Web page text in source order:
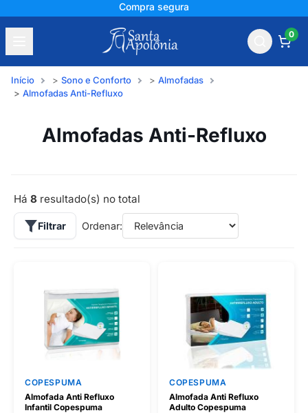
Compra segura
0
Início Sono e Conforto
Almofadas
Almofadas Anti-Refluxo
Almofadas Anti-Refluxo
Há 8 resultado(s) no total
Filtrar Ordenar:
COPESPUMA
Almofada Anti Refluxo
Infantil Copespuma
COPESPUMA
Almofada Anti Refluxo
Adulto Copespuma